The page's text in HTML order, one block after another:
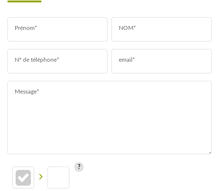
Prénom* NOM*
N° de téléphone* email*
Message*